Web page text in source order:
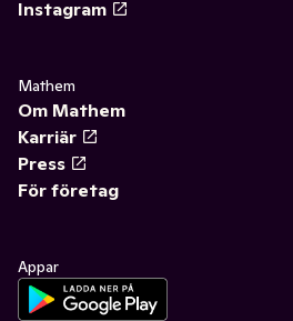
Instagram
Mathem
Om Mathem
Karriär
Press
För företag
Appar